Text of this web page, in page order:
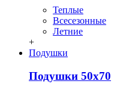
Теплые
Всесезонные
Летние
+
Подушки
Подушки 50х70